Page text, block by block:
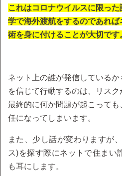
これはコロナウイルスに限っ
学で海外渡航をするのであれ
術を身に付けることが大切です
ネット上の誰が発信している
を信じて行動するのは、リスク
最終的に何か問題が起こって
任になってしまいます。
また、少し話が変わりますが
ス)を探す際にネットで住まい
も耳にします。